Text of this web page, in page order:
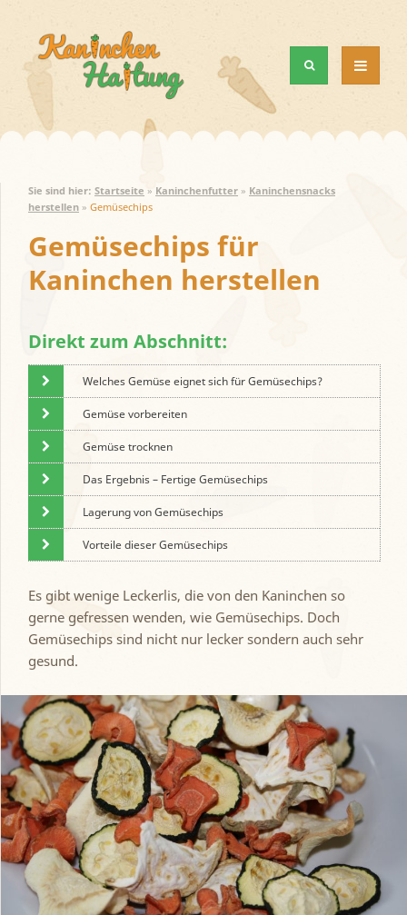
Sie sind hier: Startseite » Kaninchenfutter » Kaninchensnacks
herstellen » Gemüsechips
Gemüsechips für
Kaninchen herstellen
Direkt zum Abschnitt:
Welches Gemüse eignet sich für Gemüsechips?
Gemüse vorbereiten
Gemüse trocknen
Das Ergebnis – Fertige Gemüsechips
Lagerung von Gemüsechips
Vorteile dieser Gemüsechips
Es gibt wenige Leckerlis, die von den Kaninchen so
gerne gefressen wenden, wie Gemüsechips. Doch
Gemüsechips sind nicht nur lecker sondern auch sehr
gesund.